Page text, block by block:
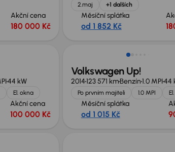
Akční cena
180 000 Kč
2.maj
+1 dalších
Měsíční splátka
od 1 852 Kč
44 kW
El. okna
Akční cena
100 000 Kč
Volkswagen Up!
2014123 571 kmBenzín1.0 MPI44
Po prvním majiteli 1.0 MPI
Měsíční splátka
od 1 015 Kč
Nově v nabídce